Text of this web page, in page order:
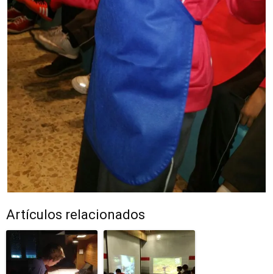
Artículos relacionados